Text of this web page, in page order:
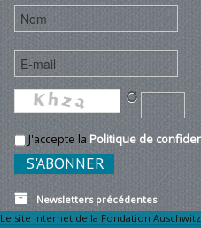
J'accepte la Politique de
Newsletters précédentes
Le site Internet de la Fondation